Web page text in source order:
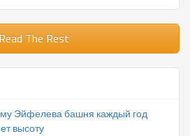
Read The Rest
Эйфелева башня каждый год
высоту